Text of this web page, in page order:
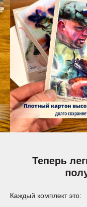
Теперь
Каждый комплект это: